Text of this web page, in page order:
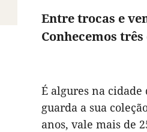
Entre trocas e
Conhecemos
É algures na
guarda a sua
anos, vale mais de